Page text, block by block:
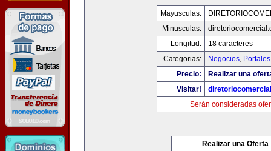
Mayusculas:
Minusculas:
Longitud:
18 caracteres
Categorias:
Negocios, Portales
Precio:
Realizar una
Visitar!
Serán consideradas
Realizar una Oferta